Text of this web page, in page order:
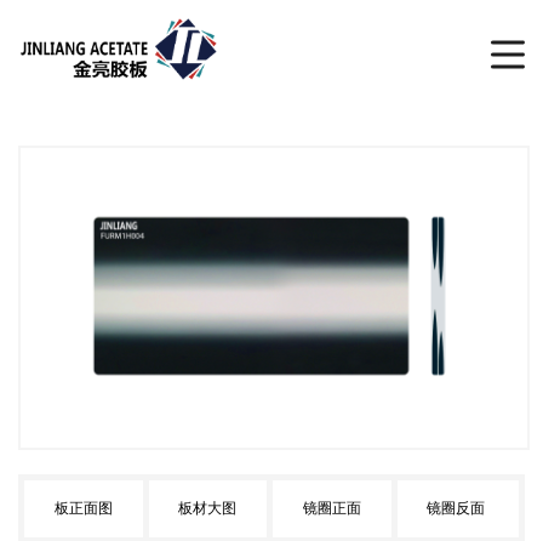
板正面图 板材大图 镜圈正面 镜圈反面